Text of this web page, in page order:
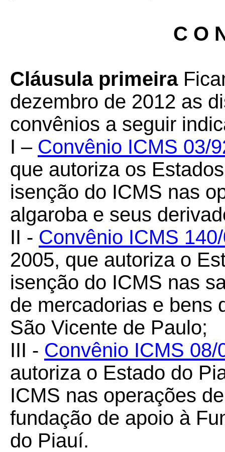
C O
Cláusula primeira
dezembro de 2012 as
convênios a seguir
I – Convênio ICMS 03/
que autoriza os
isenção do ICMS nas
algaroba e seus
II - Convênio ICMS
2005, que autoriza o
isenção do ICMS nas
de mercadorias e bens
São Vicente de Paulo;
III - Convênio ICMS 08/
autoriza o Estado do
ICMS nas operações
fundação de apoio à
do Piauí.